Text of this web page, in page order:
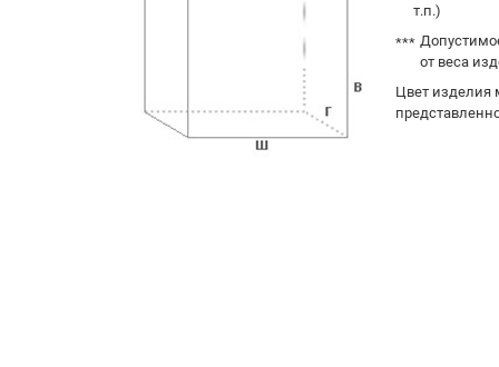
т.п.)
от веса
Цвет изделия